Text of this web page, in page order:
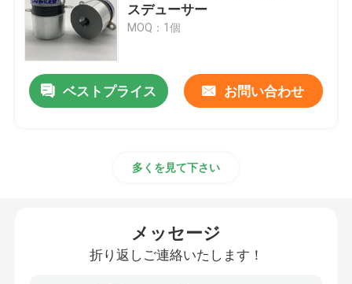
超音波美のトランスデューサー
超音波インピーダンス
スデューサー
MOQ：1個
ベストプライス お問い合わせ
多くを見て下さい
メッセージ
折り返しご連絡いたします！